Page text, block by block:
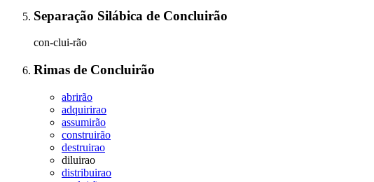
Separação Silábica de Concluirão
con-clui-rão
Rimas de Concluirão
abrirão
adquirirao
assumirão
construirão
destruirao
diluirao
distribuirao